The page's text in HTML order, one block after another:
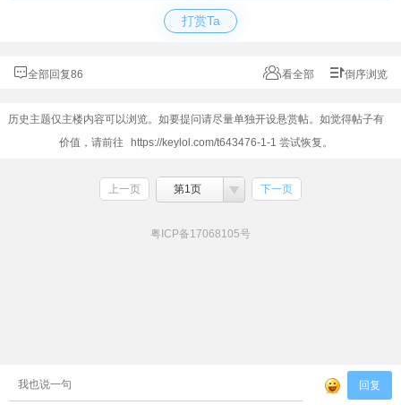
打赏Ta
全部回复86 看全部 倒序浏览
历史主题仅主楼内容可以浏览。如要提问请尽量单独开设悬赏帖。如觉得帖子有
价值，请前往
https://keylol.com/t643476-1-1 尝试恢复。
上一页 第1页 下一页
粤ICP备17068105号